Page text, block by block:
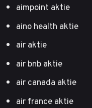
aimpoint aktie
aino health aktie
air aktie
air bnb aktie
air canada aktie
air france aktie